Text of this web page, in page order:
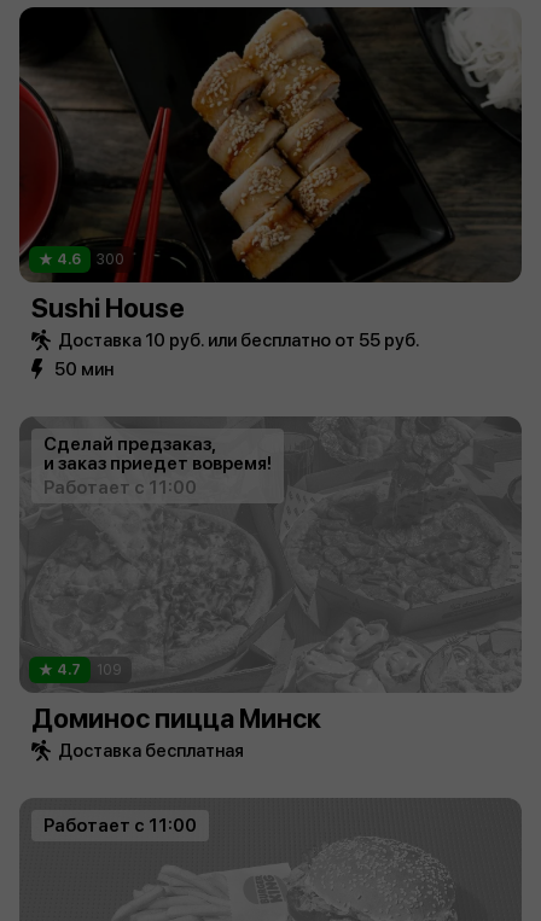
4.6 300
Sushi House
Доставка 10 руб. или бесплатно от 55 руб.
50 мин
Сделай предзаказ,
и заказ приедет вовремя!
Работает с 11:00
4.7 109
Доминос пицца Минск
Доставка бесплатная
Работает с 11:00